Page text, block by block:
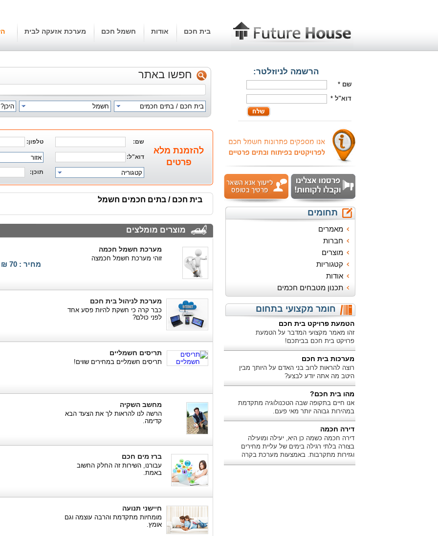
בית חכם אודות חשמל חכם מערכת אזעקה לבית
הרשמה לניוזלטר:
שם *
דוא"ל *
תחומים
מאמרים
חברות
מוצרים
קטגוריות
אודות
תכנון מטבחים חכמים
חומר מקצועי בתחום
הטמעת פרויקט בית חכם
זהו מאמר מקצועי המדבר על הטמעת
פרויקט בית חכם בביתכם!
מערכות בית חכם
רוצה להראות לרוב בני האדם על היותך מבין
היטב מה אתה יודע לבצע?
מהו בית חכם?
אנו חיים בתקופה שבה הטכנולוגיה מתקדמת
במהירות גבוהה יותר מאי פעם.
דירה חכמה
דירה חכמה כשמה כן היא, יעילה ומועילה
בצורה בלתי רגילה בימים של עליית מחירים
וגזירות מתקרבות. באמצעות מערכת בקרה
מתקדמת ניתן לשלוט היטב בהוצאות.
חפשו באתר
בית חכם / בתים חכמים חשמל היכן?
להזמנת מלא
פרטים
שם: טלפון:
דוא"ל: אזור
קטגוריה תוכן:
בית חכם / בתים חכמים חשמל
מוצרים מומלצים
מערכת חשמל חכמה
זוהי מערכת חשמל חכמצה
מחיר : 70 ₪
מערכת לניהול בית חכם
כבר קרה כי חשקת להיות פסע אחד
לפני כולם?
תריסים חשמליים
תריסים חשמליים במחירים שווים!
מחשב השקיה
הרשה לנו להראות לך את הצעד הבא
קדימה.
ברז מים חכם
עבורנו, השירות זה החלק החשוב
באמת.
חיישני תנועה
מומחיות מתקדמת והרבה עוצמה וגם
אומץ.